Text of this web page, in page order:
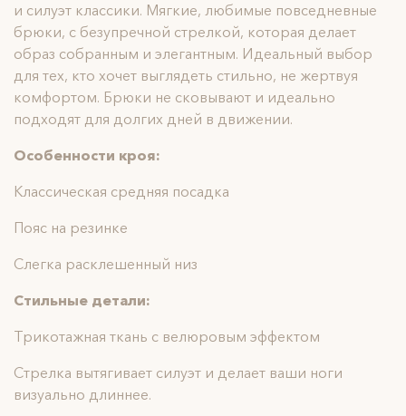
и силуэт классики. Мягкие, любимые повседневные
брюки, с безупречной стрелкой, которая делает
образ собранным и элегантным. Идеальный выбор
для тех, кто хочет выглядеть стильно, не жертвуя
комфортом. Брюки не сковывают и идеально
подходят для долгих дней в движении.
Особенности кроя:
Классическая средняя посадка
Пояс на резинке
Слегка расклешенный низ
Стильные детали:
Трикотажная ткань с велюровым эффектом
Стрелка вытягивает силуэт и делает ваши ноги
визуально длиннее.